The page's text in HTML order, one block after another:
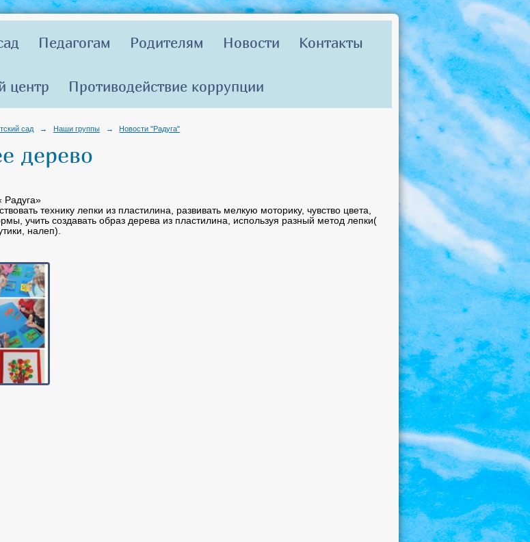
Педагогам Родителям Новости Контакты
центр Противодействие коррупции
сад → Наши группы → Новости "Радуга"
дерево
Радуга»
технику лепки из пластилина, развивать мелкую моторику, чувство цвета,
учить создавать образ дерева из пластилина, используя разный метод лепки(
налеп).